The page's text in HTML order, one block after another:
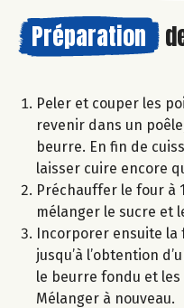
Préparation
Peler et couper les
revenir dans un
beurre. En fin de
laisser cuire encore
Préchauffer le four à
mélanger le sucre et
Incorporer ensuite
jusqu’à l’obtention
le beurre fondu et
Mélanger à nouveau.